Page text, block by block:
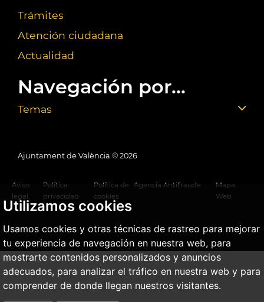
Utilizamos cookies
Usamos cookies y otras técnicas de rastreo para mejorar
tu experiencia de navegación en nuestra web, para
mostrarte contenidos personalizados y anuncios
adecuados, para analizar el tráfico en nuestra web y para
comprender de donde llegan nuestros visitantes.
Trámites
Atención ciudadana
Actualidad
Navegación por...
Temas
Ajuntament de València © 2026
Aviso
legal
Política
privacidad
Política de
cookies
Agencia Antifraude
Mapa
Web